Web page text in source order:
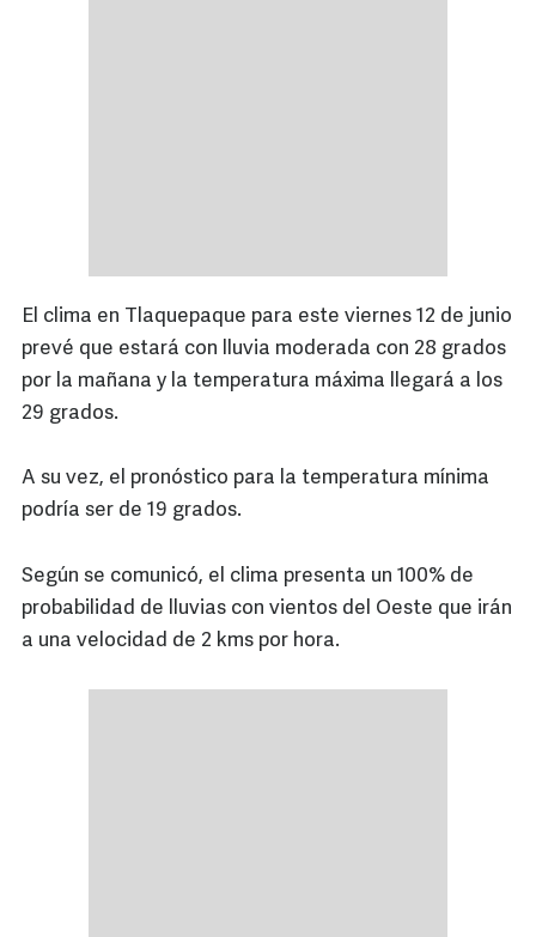
El clima en Tlaquepaque para este viernes 12 de junio
prevé que estará con lluvia moderada con 28 grados
por la mañana y la temperatura máxima llegará a los
29 grados.
A su vez, el pronóstico para la temperatura mínima
podría ser de 19 grados.
Según se comunicó, el clima presenta un 100% de
probabilidad de lluvias con vientos del Oeste que irán
a una velocidad de 2 kms por hora.